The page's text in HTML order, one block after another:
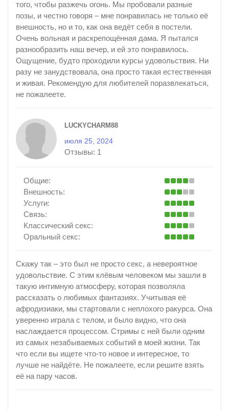
того, чтобы разжечь огонь. Мы пробовали разные
позы, и честно говоря – мне понравилась не только её
внешность, но и то, как она ведёт себя в постели.
Очень вольная и раскрепощённая дама. Я пытался
разнообразить наш вечер, и ей это понравилось.
Ощущение, будто проходили курсы удовольствия. Ни
разу не занудствовала, она просто такая естественная
и живая. Рекомендую для любителей поразвлекаться,
не пожалеете.
LUCKYCHARM88
июля 25, 2024
Отзывы: 1
Общие:
Внешность:
Услуги:
Связь:
Классический секс:
Оральный секс:
Скажу так – это был не просто секс, а невероятное
удовольствие. С этим клёвым человеком мы зашли в
такую интимную атмосферу, которая позволяла
рассказать о любимых фантазиях. Учитывая её
афродизиаки, мы стартовали с неплохого ракурса. Она
уверенно играла с телом, и было видно, что она
наслаждается процессом. Стримы с ней были одним
из самых незабываемых событий в моей жизни. Так
что если вы ищете что-то новое и интересное, то
лучше не найдёте. Не пожалеете, если решите взять
её на пару часов.